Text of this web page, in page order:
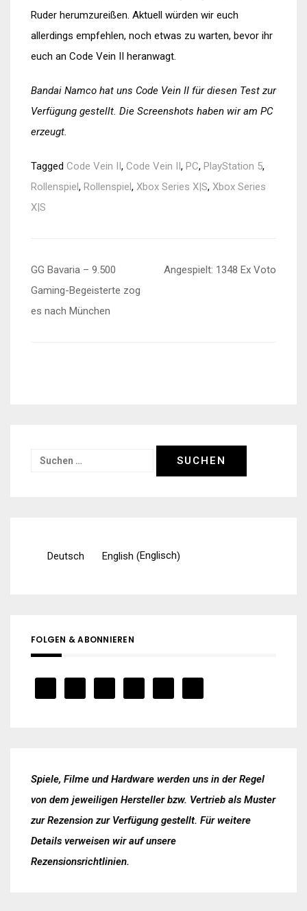
Ruder herumzureißen. Aktuell würden wir euch
allerdings empfehlen, noch etwas zu warten, bevor ihr
euch an Code Vein II heranwagt.
Bandai Namco hat uns Code Vein II für diesen Test zur
Verfügung gestellt. Die Screenshots haben wir am PC
erzeugt.
Tagged Code Vein II, Code Vein II, PC, PlayStation 5,
Rollenspiel, Rollenspiel, Xbox Series X|S, Xbox Series
X|S
Beitragsnavigation
GG Bavaria – 9.500
Gaming-Begeisterte zog
es nach München
Angespielt: 1348 Ex Voto
Suchen
Deutsch English (Englisch)
FOLGEN & ABONNIEREN
Spiele, Filme und Hardware werden uns in der Regel
von dem jeweiligen Hersteller bzw. Vertrieb als Muster
zur Rezension zur Verfügung gestellt. Für weitere
Details verweisen wir auf unsere
Rezensionsrichtlinien.